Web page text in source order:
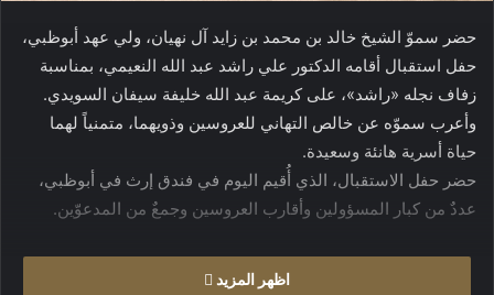
حضر سموّ الشيخ خالد بن محمد بن زايد آل نهيان، ولي عهد أبوظبي،
حفل استقبال أقامه الدكتور علي راشد عبد الله النعيمي، بمناسبة
زفاف نجله «راشد»، على كريمة عبد الله خليفة سيفان السويدي.
وأعرب سموّه عن خالص التهاني للعروسين وذويهما، متمنياً لهما
حياة أسرية هانئة وسعيدة.
حضر حفل الاستقبال، الذي أُقيم اليوم في فندق إرث في أبوظبي،
عددٌ من كبار المسؤولين وأقارب العروسين وجمعٌ من المدعوّين.
اظهر المزيد